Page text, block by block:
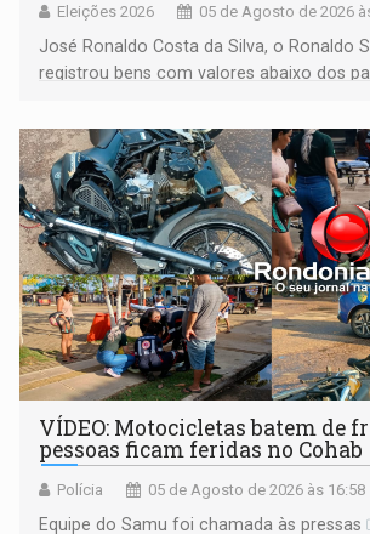
Eleições 2026 05 de Agosto de 2026
José Ronaldo Costa da Silva, o Ronaldo
registrou bens com valores abaixo dos
milhões
VÍDEO: Motocicletas batem de
pessoas ficam feridas no Cohab
Polícia 05 de Agosto de 2026 às 16:58
Equipe do Samu foi chamada às pressas